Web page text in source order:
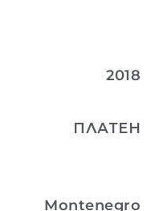
2018
ПЛАТЕН
Montenegro